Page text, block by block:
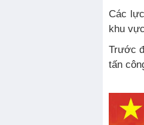
Các
khu
Trước đây, Makhmour đã thường xuyên phải hứng chịu các vụ
tấn